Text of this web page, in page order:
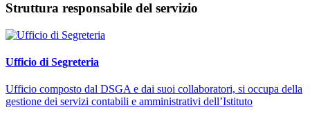
Struttura responsabile del servizio
Ufficio di Segreteria
Ufficio composto dal DSGA e dai suoi collaboratori, si occupa della
gestione dei servizi contabili e amministrativi dell’Istituto